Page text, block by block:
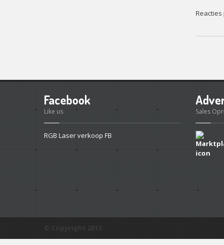
Facebook
Like us
RGB Laser verkoop FB
Sales